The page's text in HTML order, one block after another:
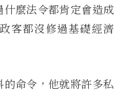
麼法令都肯定會造成
客都沒修過基礎經濟
命令，他就將許多私